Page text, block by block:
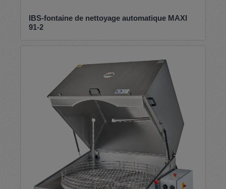
IBS-fontaine de nettoyage automatique MAXI
91-2